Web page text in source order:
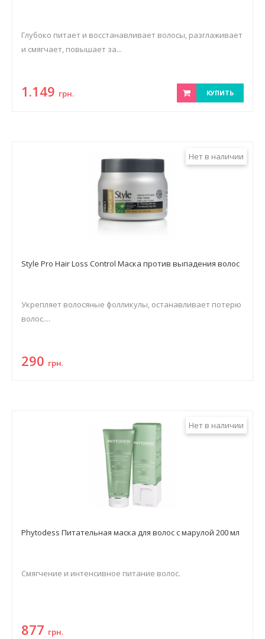
Глубоко питает и восстанавливает волосы, разглаживает
и смягчает, повышает за...
1.149 грн. КУПИТЬ
Нет в наличии
Style Pro Hair Loss Control Маска против выпадения волос
Укрепляет волосяные фолликулы, останавливает потерю
волос....
290 грн.
Нет в наличии
Phytodess Питательная маска для волос с марулой 200 мл
Смягчение и интенсивное питание волос.
877 грн.